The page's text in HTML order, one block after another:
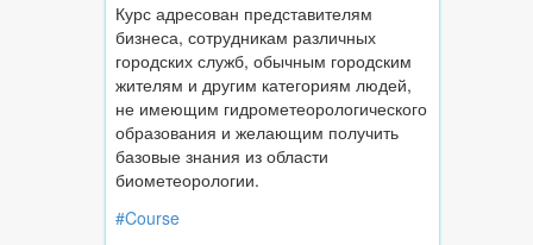
Курс адресован представителям
бизнеса, сотрудникам различных
городских служб, обычным городским
жителям и другим категориям людей,
не имеющим гидрометеорологического
образования и желающим получить
базовые знания из области
биометеорологии.
#Course